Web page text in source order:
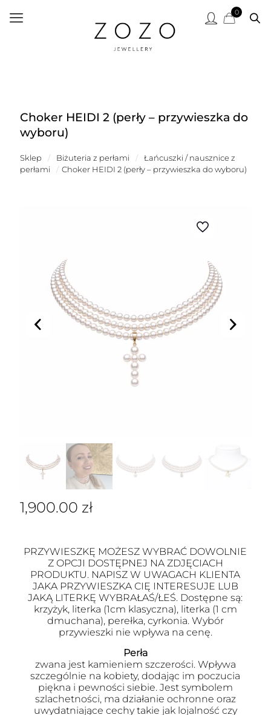
0
Choker HEIDI 2 (perły – przywieszka do
wyboru)
Sklep / Biżuteria z perłami /
Łańcuszki / nausznice z
perłami
/ Choker HEIDI 2 (perły – przywieszka do wyboru)
1,900.00 zł
PRZYWIESZKĘ MOŻESZ WYBRAĆ DOWOLNIE
Z OPCJI DOSTĘPNEJ NA ZDJĘCIACH
PRODUKTU. NAPISZ W UWAGACH KLIENTA
JAKA PRZYWIESZKA CIĘ INTERESUJE LUB
JAKĄ LITERKĘ WYBRAŁAŚ/ŁEŚ. Dostępne są:
krzyżyk, literka (1cm klasyczna), literka (1 cm
dmuchana), perełka, cyrkonia. Wybór
przywieszki nie wpływa na cenę.
Perła
zwana jest kamieniem szczerości. Wpływa
szczególnie na kobiety, dodając im poczucia
piękna i pewności siebie. Jest symbolem
szlachetności, ma działanie ochronne oraz
uwydatniające cechy takie jak lojalność czy